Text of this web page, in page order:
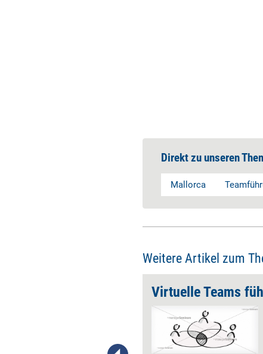
Direkt zu unseren
Mallorca
Weitere Artikel zum
Virtuelle Teams